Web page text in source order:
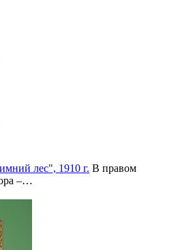
лес", 1910 г. В правом
–…